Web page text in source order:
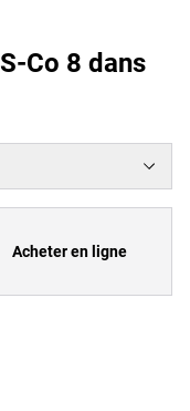
Co 8 dans
Acheter en ligne